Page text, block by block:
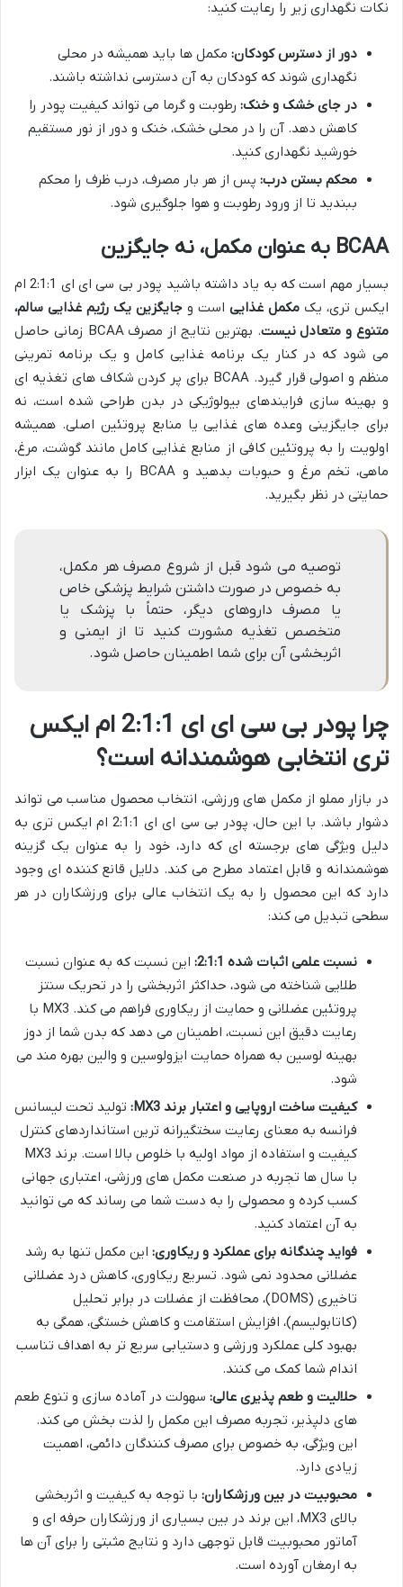
نکات نگهداری زیر را رعایت کنید:
دور از دسترس کودکان: مکمل ها باید همیشه در محلی
نگهداری شوند که کودکان به آن دسترسی نداشته باشند.
در جای خشک و خنک: رطوبت و گرما می تواند کیفیت پودر را
کاهش دهد. آن را در محلی خشک، خنک و دور از نور مستقیم
خورشید نگهداری کنید.
محکم بستن درب: پس از هر بار مصرف، درب ظرف را محکم
ببندید تا از ورود رطوبت و هوا جلوگیری شود.
BCAA به عنوان مکمل، نه جایگزین
بسیار مهم است که به یاد داشته باشید پودر بی سی ای ای 2:1:1 ام
ایکس تری، یک مکمل غذایی است و جایگزین یک رژیم غذایی سالم،
متنوع و متعادل نیست
. بهترین نتایج از مصرف BCAA زمانی حاصل
می شود که در کنار یک برنامه غذایی کامل و یک برنامه تمرینی
منظم و اصولی قرار گیرد. BCAA برای پر کردن شکاف های تغذیه ای
و بهینه سازی فرایندهای بیولوژیکی در بدن طراحی شده است، نه
برای جایگزینی وعده های غذایی یا منابع پروتئین اصلی. همیشه
اولویت را به پروتئین کافی از منابع غذایی کامل مانند گوشت، مرغ،
ماهی، تخم مرغ و حبوبات بدهید و BCAA را به عنوان یک ابزار
حمایتی در نظر بگیرید.
توصیه می شود قبل از شروع مصرف هر مکمل،
به خصوص در صورت داشتن شرایط پزشکی خاص
یا مصرف داروهای دیگر، حتماً با پزشک یا
متخصص تغذیه مشورت کنید تا از ایمنی و
اثربخشی آن برای شما اطمینان حاصل شود.
چرا پودر بی سی ای ای 2:1:1 ام ایکس
تری انتخابی هوشمندانه است؟
در بازار مملو از مکمل های ورزشی، انتخاب محصول مناسب می تواند
دشوار باشد. با این حال، پودر بی سی ای ای 2:1:1 ام ایکس تری به
دلیل ویژگی های برجسته ای که دارد، خود را به عنوان یک گزینه
هوشمندانه و قابل اعتماد مطرح می کند. دلایل قانع کننده ای وجود
دارد که این محصول را به یک انتخاب عالی برای ورزشکاران در هر
سطحی تبدیل می کند:
نسبت علمی اثبات شده 2:1:1:
این نسبت که به عنوان نسبت
طلایی شناخته می شود، حداکثر اثربخشی را در تحریک سنتز
پروتئین عضلانی و حمایت از ریکاوری فراهم می کند. MX3 با
رعایت دقیق این نسبت، اطمینان می دهد که بدن شما از دوز
بهینه لوسین به همراه حمایت ایزولوسین و والین بهره مند می
شود.
کیفیت ساخت اروپایی و اعتبار برند MX3:
تولید تحت لیسانس
فرانسه به معنای رعایت سختگیرانه ترین استانداردهای کنترل
کیفیت و استفاده از مواد اولیه با خلوص بالا است. برند MX3
با سال ها تجربه در صنعت مکمل های ورزشی، اعتباری جهانی
کسب کرده و محصولی را به دست شما می رساند که می توانید
به آن اعتماد کنید.
فواید چندگانه برای عملکرد و ریکاوری: این مکمل تنها به رشد
عضلانی محدود نمی شود. تسریع ریکاوری، کاهش درد عضلانی
تاخیری (DOMS)، محافظت از عضلات در برابر تحلیل
(کاتابولیسم)، افزایش استقامت و کاهش خستگی، همگی به
بهبود کلی عملکرد ورزشی و دستیابی سریع تر به اهداف تناسب
اندام شما کمک می کنند.
حلالیت و طعم پذیری عالی: سهولت در آماده سازی و تنوع طعم
های دلپذیر، تجربه مصرف این مکمل را لذت بخش می کند.
این ویژگی، به خصوص برای مصرف کنندگان دائمی، اهمیت
زیادی دارد.
محبوبیت در بین ورزشکاران: با توجه به کیفیت و اثربخشی
بالای MX3، این برند در بین بسیاری از ورزشکاران حرفه ای و
آماتور محبوبیت قابل توجهی دارد و نتایج مثبتی را برای آن ها
به ارمغان آورده است.